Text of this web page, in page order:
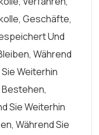
Geschäfte,
Und
Während
Weiterhin
Sie Weiterhin
Während Sie